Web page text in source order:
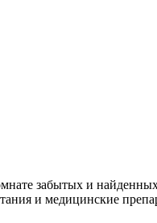
забытых и
и медицинские